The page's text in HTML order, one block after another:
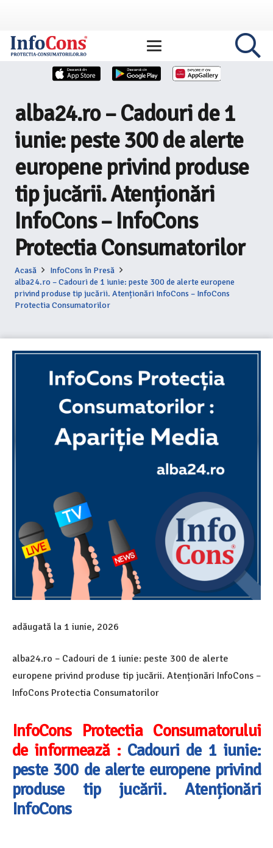
alba24.ro – Cadouri de 1
iunie: peste 300 de alerte
europene privind produse
tip jucării. Atenționări
InfoCons – InfoCons
Protectia Consumatorilor
Acasă
InfoCons în Presă
alba24.ro – Cadouri de 1 iunie: peste 300 de alerte europene
privind produse tip jucării. Atenționări InfoCons – InfoCons
Protectia Consumatorilor
adăugată la 1 iunie, 2026
alba24.ro – Cadouri de 1 iunie: peste 300 de alerte
europene privind produse tip jucării. Atenționări InfoCons –
InfoCons Protectia Consumatorilor
InfoCons Protectia Consumatorului
de informează : Cadouri de 1 iunie:
peste 300 de alerte europene privind
produse tip jucării. Atenționări
InfoCons